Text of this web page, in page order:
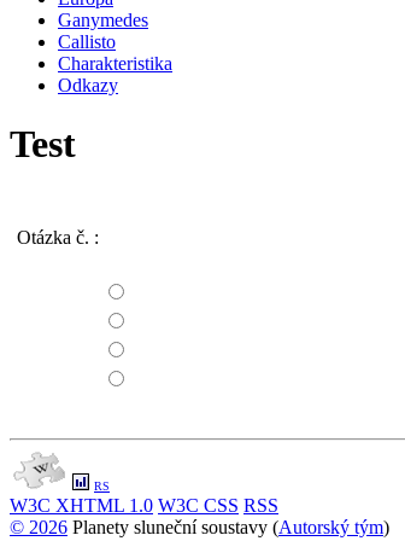
Ganymedes
Callisto
Charakteristika
Odkazy
Test
Otázka č. :
RS
W3C XHTML 1.0 W3C CSS RSS
© 2026 Planety sluneční soustavy (Autorský tým)